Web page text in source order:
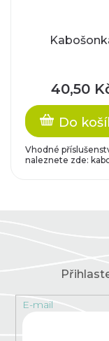
40,50
Do
Vhodné
naleznete zde:
E-mail